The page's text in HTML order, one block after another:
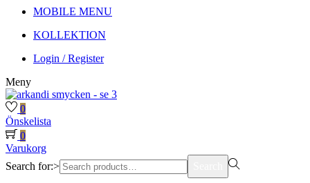
MOBILE MENU
KOLLEKTION
Login / Register
Meny
0
Önskelista
0
Varukorg
Search for:>